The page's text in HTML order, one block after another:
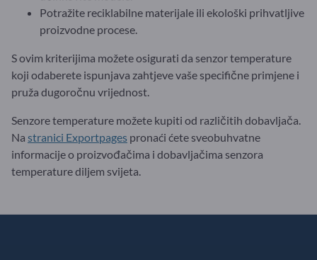
Potražite reciklabilne materijale ili ekološki prihvatljive
proizvodne procese.
S ovim kriterijima možete osigurati da senzor temperature
koji odaberete ispunjava zahtjeve vaše specifične primjene i
pruža dugoročnu vrijednost.
Senzore temperature možete kupiti od različitih dobavljača.
Na stranici Exportpages pronaći ćete sveobuhvatne
informacije o proizvođačima i dobavljačima senzora
temperature diljem svijeta.